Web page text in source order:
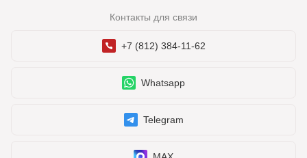
Контакты для связи
+7 (812) 384-11-62
Whatsapp
Telegram